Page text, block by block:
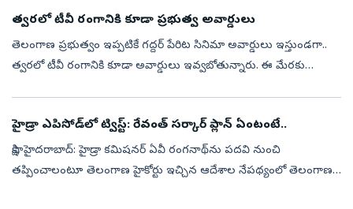
త్వరలో టీవీ రంగానికి కూడా ప్రభుత్వ అవార్డులు
తెలంగాణ ప్రభుత్వం ఇప్పటికే గద్దర్ పేరిట సినిమా అవార్డులు ఇస్తుండగా..
త్వరలో టీవీ రంగానికి కూడా అవార్డులు ఇవ్వబోతున్నారు. ఈ మేరకు
హైడ్రా ఎపిసోడ్‌లో ట్విస్ట్‌: రేవంత్‌ సర్కార్‌ ప్లాన్‌ ఏంటంటే..
సాక్షి, హైదరాబాద్‌: హైడ్రా కమిషనర్‌ ఏవీ రంగనాథ్‌ను పదవి నుంచి
తప్పించాలంటూ తెలంగాణ హైకోర్టు ఇచ్చిన ఆదేశాల నేపథ్యంలో తెలంగాణ